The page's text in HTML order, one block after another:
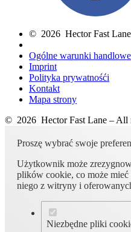
© 2026 Hector Fast
Ogólne warunki handlowe
Imprint
Polityka prywatnośći
Kontakt
Mapa strony
© 2026 Hector Fast Lane – All
Proszę wybrać swoje
Użytkownik może
plików cookie, co może
niego z witryny i
Niezbędne pliki